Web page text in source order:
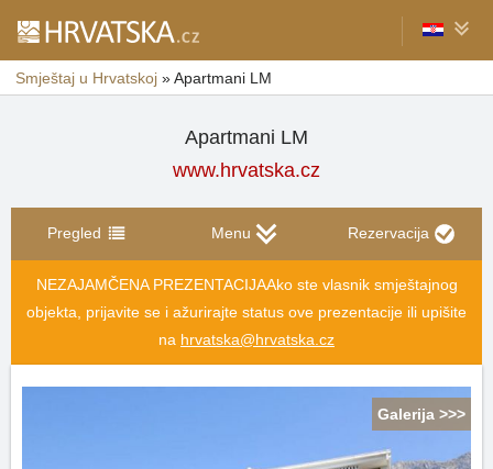
Smještaj u Hrvatskoj »Apartmani LM
Apartmani LM
www.hrvatska.cz
Pregled Menu Rezervacija
NEZAJAMČENA PREZENTACIJAAko ste vlasnik smještajnog
objekta, prijavite se i ažurirajte status ove prezentacije ili upišite
na hrvatska@hrvatska.cz
Galerija >>>